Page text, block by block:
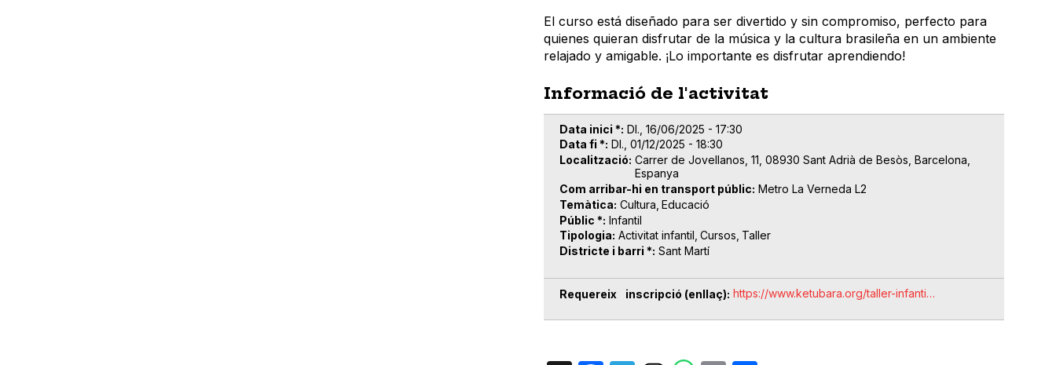
El curso está diseñado para ser divertido y sin compromiso, perfecto para
quienes quieran disfrutar de la música y la cultura brasileña en un ambiente
relajado y amigable. ¡Lo importante es disfrutar aprendiendo!
Informació de l'activitat
Data inici * Dl., 16/06/2025 - 17:30
Data fi * Dl., 01/12/2025 - 18:30
Localització Carrer de Jovellanos, 11, 08930 Sant Adrià de Besòs, Barcelona,
Espanya
Com arribar-hi en transport públic Metro La Verneda L2
Temàtica Cultura Educació
Públic * Infantil
Tipologia Activitat infantil Cursos Taller
Districte i barri * Sant Martí
Requereix inscripció (enllaç) https://www.ketubara.org/taller-infanti…